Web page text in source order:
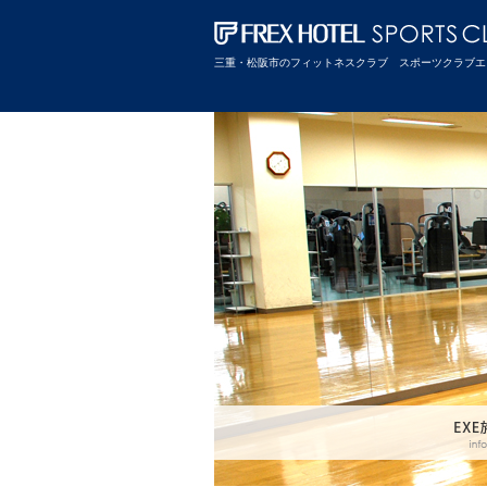
三重・松阪市のフィットネスクラブ スポーツクラブ